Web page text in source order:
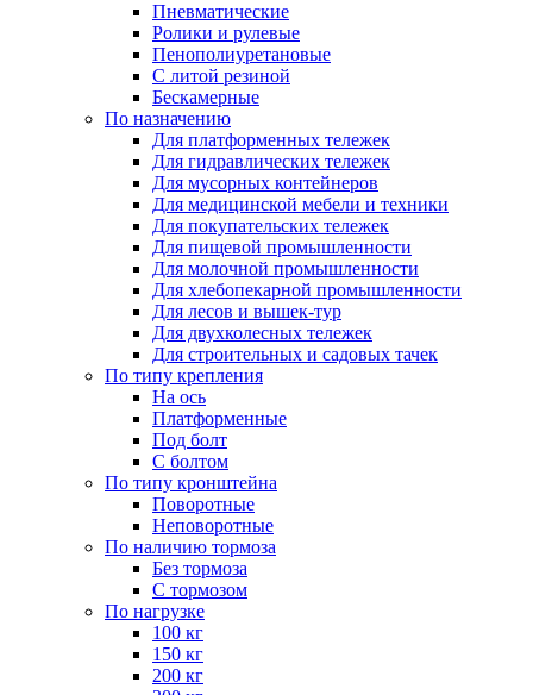
Пневматические
Ролики и рулевые
Пенополиуретановые
С литой резиной
Бескамерные
По назначению
Для платформенных тележек
Для гидравлических тележек
Для мусорных контейнеров
Для медицинской мебели и техники
Для покупательских тележек
Для пищевой промышленности
Для молочной промышленности
Для хлебопекарной промышленности
Для лесов и вышек-тур
Для двухколесных тележек
Для строительных и садовых тачек
По типу крепления
На ось
Платформенные
Под болт
С болтом
По типу кронштейна
Поворотные
Неповоротные
По наличию тормоза
Без тормоза
С тормозом
По нагрузке
100 кг
150 кг
200 кг